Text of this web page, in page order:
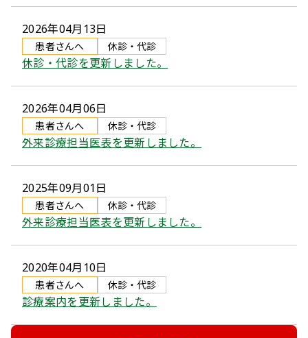
2026年04月13日
患者さんへ 休診・代診
休診・代診を更新しました。
2026年04月06日
患者さんへ 休診・代診
外来診療担当医表を更新しました。
2025年09月01日
患者さんへ 休診・代診
外来診療担当医表を更新しました。
2020年04月10日
患者さんへ 休診・代診
診療案内を更新しました。